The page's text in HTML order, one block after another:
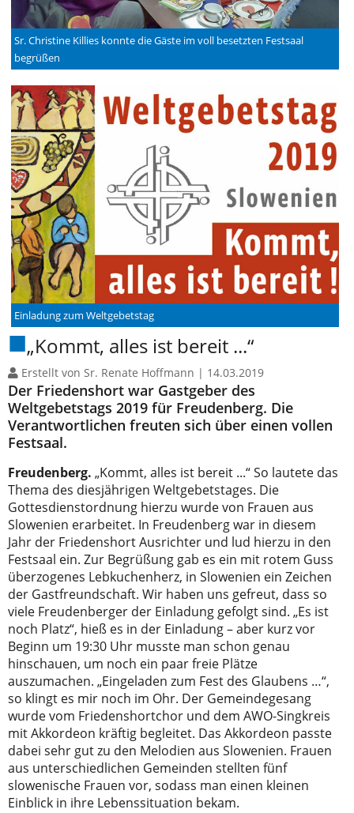
Sr. Christine Killies konnte die Gäste im voll besetzten Festsaal
begrüßen
Einladung zum Weltgebetstag
„Kommt, alles ist bereit ...“
Erstellt von Sr. Renate Hoffmann | 14.03.2019
Der Friedenshort war Gastgeber des
Weltgebetstags 2019 für Freudenberg. Die
Verantwortlichen freuten sich über einen vollen
Festsaal.
Freudenberg. „Kommt, alles ist bereit ...“ So lautete das
Thema des diesjährigen Weltgebetstages. Die
Gottesdienstordnung hierzu wurde von Frauen aus
Slowenien erarbeitet. In Freudenberg war in diesem
Jahr der Friedenshort Ausrichter und lud hierzu in den
Festsaal ein. Zur Begrüßung gab es ein mit rotem Guss
überzogenes Lebkuchenherz, in Slowenien ein Zeichen
der Gastfreundschaft. Wir haben uns gefreut, dass so
viele Freudenberger der Einladung gefolgt sind. „Es ist
noch Platz“, hieß es in der Einladung – aber kurz vor
Beginn um 19:30 Uhr musste man schon genau
hinschauen, um noch ein paar freie Plätze
auszumachen. „Eingeladen zum Fest des Glaubens …“,
so klingt es mir noch im Ohr. Der Gemeindegesang
wurde vom Friedenshortchor und dem AWO-Singkreis
mit Akkordeon kräftig begleitet. Das Akkordeon passte
dabei sehr gut zu den Melodien aus Slowenien. Frauen
aus unterschiedlichen Gemeinden stellten fünf
slowenische Frauen vor, sodass man einen kleinen
Einblick in ihre Lebenssituation bekam.